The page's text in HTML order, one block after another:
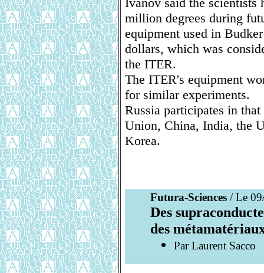
million degrees during
equipment used in
dollars, which was
the ITER.
The ITER's equipment
for similar experiments.
Russia participates in
Union, China, India, the
Korea.
Futura-Sciences / Le
Des
des
Par Laurent Sacco